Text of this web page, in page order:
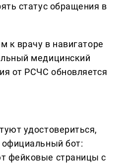
статус обращения в
к врачу в навигаторе
медицинский
от РСЧС обновляется
удостовериться,
бот:
фейковые страницы с